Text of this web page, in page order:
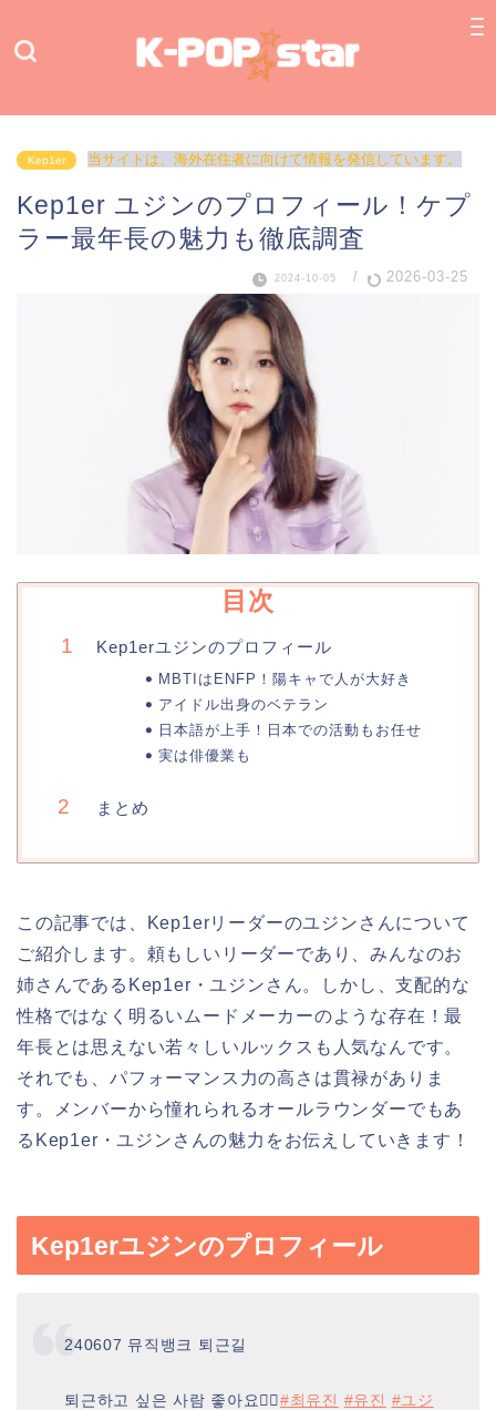
Kep1er 当サイトは、海外在住者に向けて情報を発信しています。
Kep1er ユジンのプロフィール！ケプ
ラー最年長の魅力も徹底調査
2024-10-05 / 2026-03-25
目次
Kep1erユジンのプロフィール
MBTIはENFP！陽キャで人が大好き
アイドル出身のベテラン
日本語が上手！日本での活動もお任せ
実は俳優業も
まとめ
この記事では、Kep1erリーダーのユジンさんについて
ご紹介します。頼もしいリーダーであり、みんなのお
姉さんであるKep1er・ユジンさん。しかし、支配的な
性格ではなく明るいムードメーカーのような存在！最
年長とは思えない若々しいルックスも人気なんです。
それでも、パフォーマンス力の高さは貫禄がありま
す。メンバーから憧れられるオールラウンダーでもあ
るKep1er・ユジンさんの魅力をお伝えしていきます！
Kep1erユジンのプロフィール
240607 뮤직뱅크 퇴근길
퇴근하고 싶은 사람 좋아요👍🏻#최유진 #유진 #ユジ